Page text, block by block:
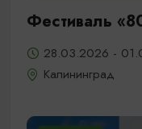
Фестиваль
28.03.2026 -
Калининград